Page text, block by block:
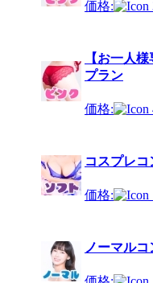
価格:
【お一人
プラン
価格:
コスプレ
価格:
ノーマル